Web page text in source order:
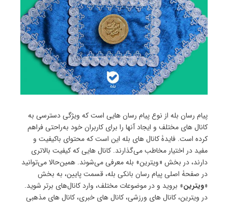
پیام رسان بله از نوع پیام رسان هایی است که ویژگی دسترسی به
کانال های مختلف و ایجاد آنها را برای کاربران خود به‌راحتی فراهم
کرده است. فایدۀ کانال های بله این است که محتوای باکیفیت و
مفید در اختیار مخاطب می‌گذارند. کانال هایی که کیفیت بالاتری
دارند، در بخش «ویترین» بله معرفی می‌شوند. همین‌حالا می‌توانید
در صفحۀ اصلی پیام رسان بانکی بله، قسمت پایین، به بخش
«ویترین» بروید و در موضوعات مختلف، وارد کانال‌های برتر شوید.
در ویترین، کانال های ورزشی، کانال های خبری، کانال های مذهبی